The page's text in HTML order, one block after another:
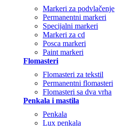
Markeri za podvlačenje
Permanentni markeri
Specijalni markeri
Markeri za cd
Posca markeri
Paint markeri
Flomasteri
Flomasteri za tekstil
Permanentni flomasteri
Flomasteri sa dva vrha
Penkala i mastila
Penkala
Lux penkala